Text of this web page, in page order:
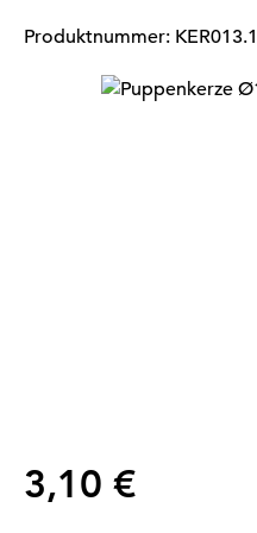
Produktnummer: KER013.1
Bildergalerie überspringen
Regulärer Preis:
3,10 €